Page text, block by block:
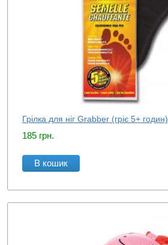
Грілка для ніг Grabber (гріє 5+ годин)
185 грн.
В кошик